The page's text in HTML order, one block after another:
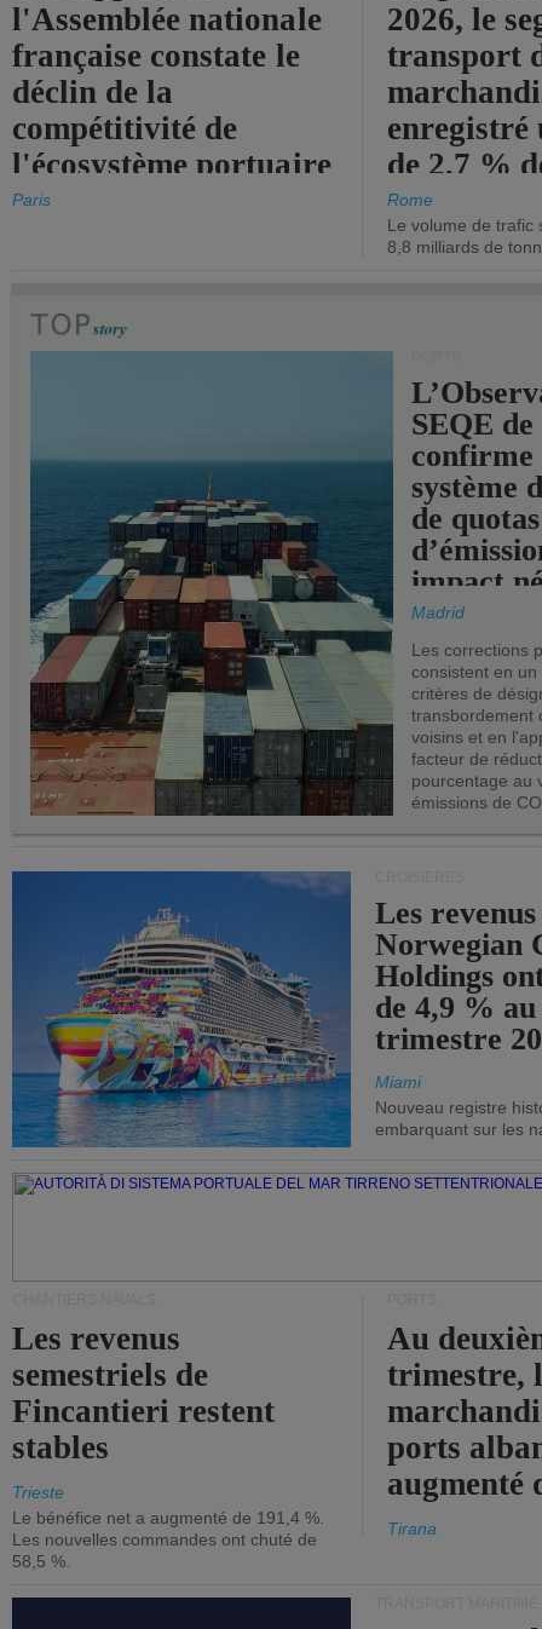
l'Assemblée nationale
française constate le
déclin de la
compétitivité de
l'écosystème portuaire
de l'État.
Paris
2026, le
transport
enregistré
de 2,7 %
chiffre
Rome
Le volume de trafic
8,8 milliards de
SEQE de
confirme
système
de quotas
impact
les ports
Madrid
Les corrections
consistent en
critères de
transbordement
voisins et en
facteur de
pourcentage au
émissions de
Les
Norwegian
Holdings
de 4,9 %
trimestre
Miami
Nouveau registre
embarquant sur les
Les revenus
semestriels de
Fincantieri restent
stables
Trieste
Le bénéfice net a augmenté de 191,4 %.
Les nouvelles commandes ont chuté de
58,5 %.
Au
trimestre,
ports
augmenté
Tirana